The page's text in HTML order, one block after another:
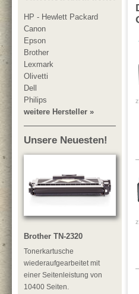
HP - Hewlett Packard
Canon
Epson
Brother
Lexmark
Olivetti
Dell
Philips
weitere Hersteller »
Unsere Neuesten!
Brother TN-2320
Tonerkartusche
wiederaufgearbeitet mit
einer Seitenleistung von
10400 Seiten.